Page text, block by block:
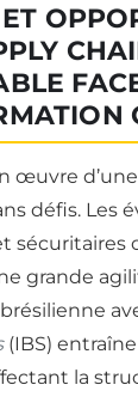
œuvre
défis. Les
sécuritaires
grande
(IBS)
la